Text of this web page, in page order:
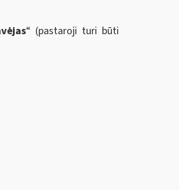
“ (pastaroji turi būti